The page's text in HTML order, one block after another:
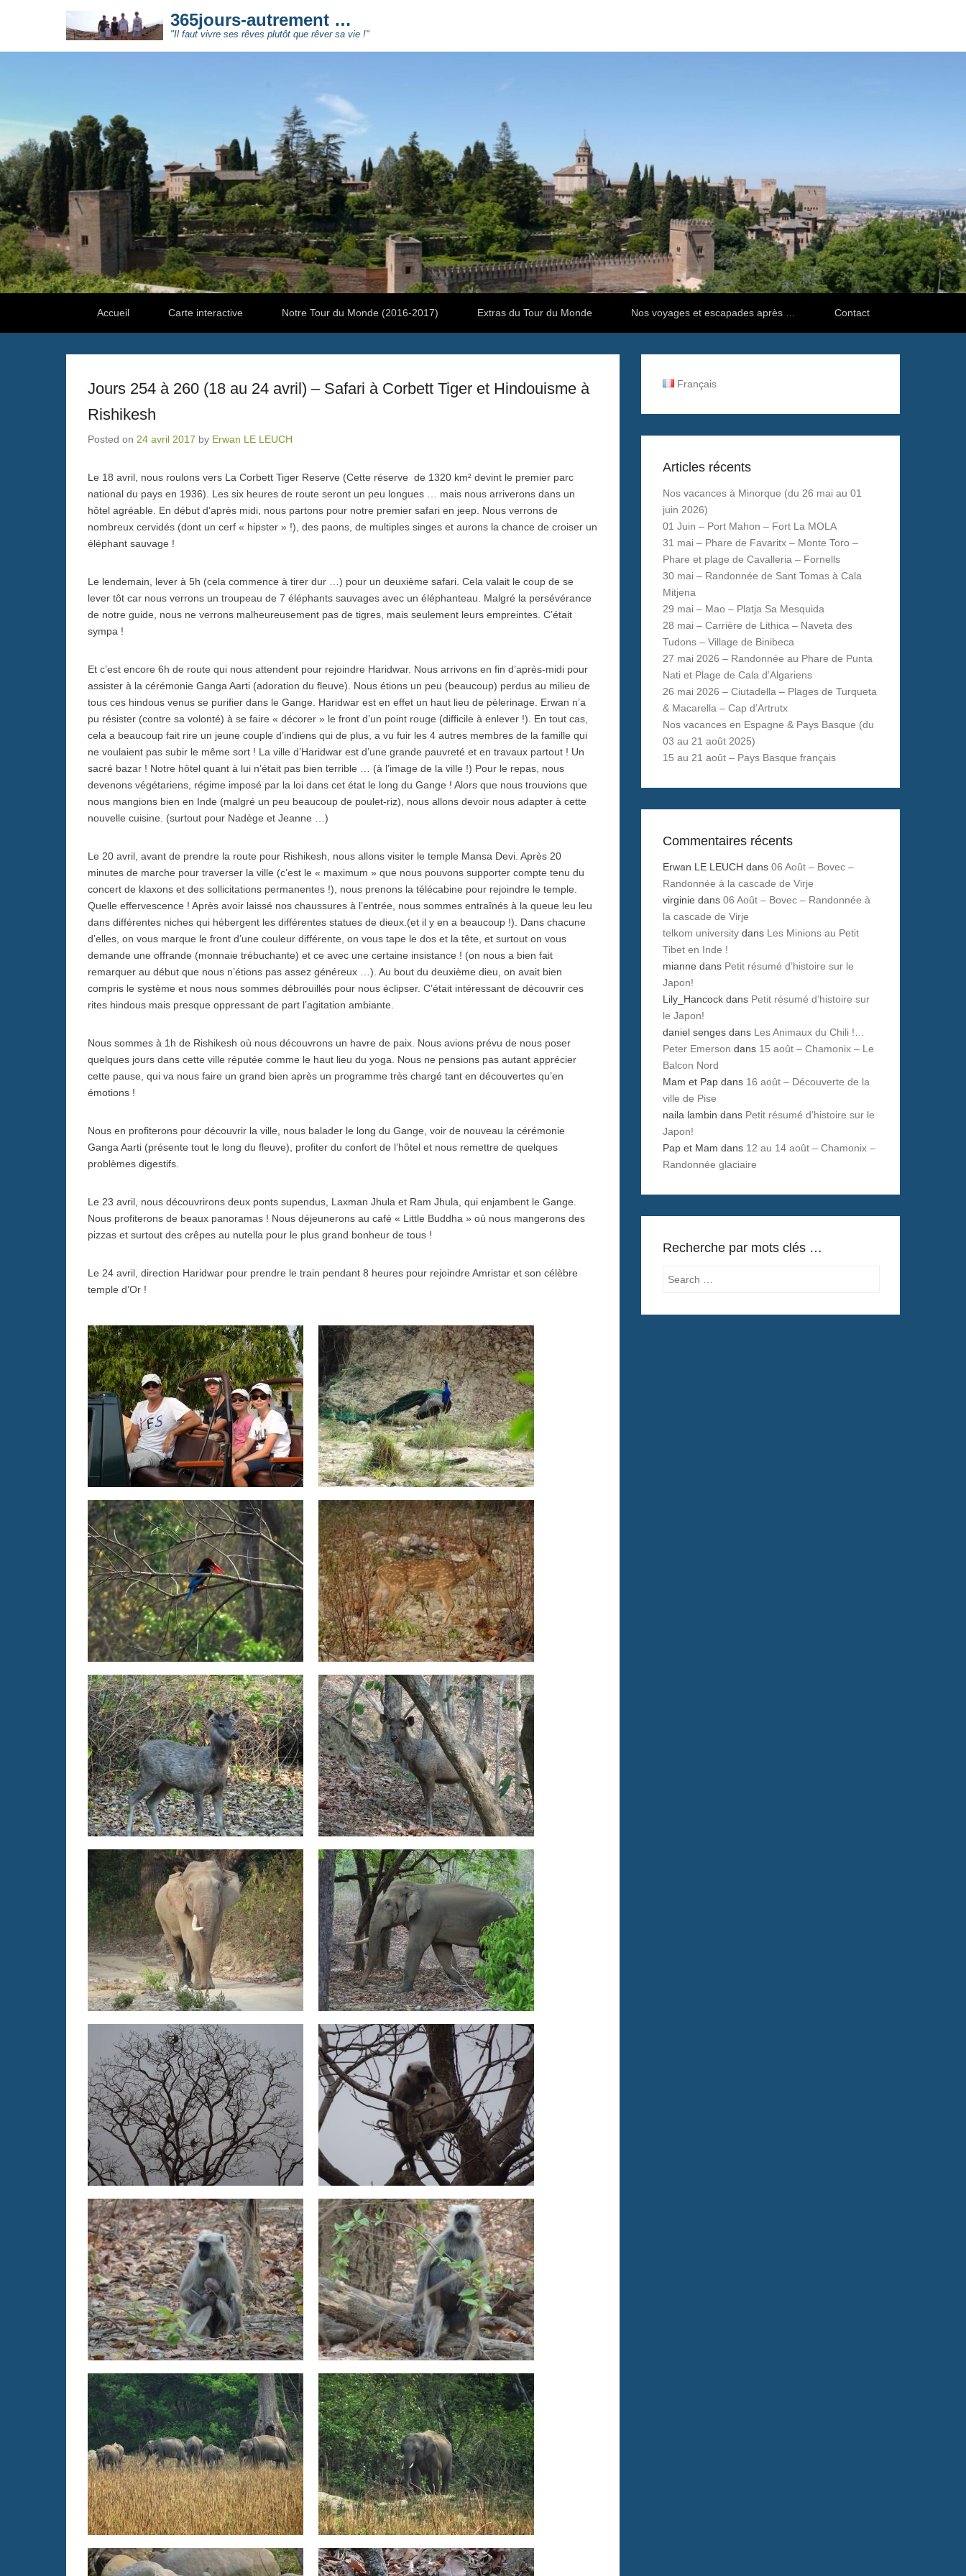
365jours-autrement …
"Il faut vivre ses rêves plutôt que rêver sa vie !"
Accueil
Carte interactive Notre Tour du Monde (2016-2017) Extras du Tour du Monde Nos voyages et escapades après … Contact
Jours 254 à 260 (18 au 24 avril) – Safari à Corbett Tiger et Hindouisme à
Rishikesh
Posted on 24 avril 2017 by Erwan LE LEUCH
Le 18 avril, nous roulons vers La Corbett Tiger Reserve (Cette réserve de 1320 km² devint le premier parc
national du pays en 1936). Les six heures de route seront un peu longues … mais nous arriverons dans un
hôtel agréable. En début d’après midi, nous partons pour notre premier safari en jeep. Nous verrons de
nombreux cervidés (dont un cerf « hipster » !), des paons, de multiples singes et aurons la chance de croiser un
éléphant sauvage !
Le lendemain, lever à 5h (cela commence à tirer dur …) pour un deuxième safari. Cela valait le coup de se
lever tôt car nous verrons un troupeau de 7 éléphants sauvages avec un éléphanteau. Malgré la persévérance
de notre guide, nous ne verrons malheureusement pas de tigres, mais seulement leurs empreintes. C’était
sympa !
Et c’est encore 6h de route qui nous attendent pour rejoindre Haridwar. Nous arrivons en fin d’après-midi pour
assister à la cérémonie Ganga Aarti (adoration du fleuve). Nous étions un peu (beaucoup) perdus au milieu de
tous ces hindous venus se purifier dans le Gange. Haridwar est en effet un haut lieu de pèlerinage. Erwan n’a
pu résister (contre sa volonté) à se faire « décorer » le front d’un point rouge (difficile à enlever !). En tout cas,
cela a beaucoup fait rire un jeune couple d’indiens qui de plus, a vu fuir les 4 autres membres de la famille qui
ne voulaient pas subir le même sort ! La ville d’Haridwar est d’une grande pauvreté et en travaux partout ! Un
sacré bazar ! Notre hôtel quant à lui n’était pas bien terrible … (à l’image de la ville !) Pour le repas, nous
devenons végétariens, régime imposé par la loi dans cet état le long du Gange ! Alors que nous trouvions que
nous mangions bien en Inde (malgré un peu beaucoup de poulet-riz), nous allons devoir nous adapter à cette
nouvelle cuisine. (surtout pour Nadège et Jeanne …)
Le 20 avril, avant de prendre la route pour Rishikesh, nous allons visiter le temple Mansa Devi. Après 20
minutes de marche pour traverser la ville (c’est le « maximum » que nous pouvons supporter compte tenu du
concert de klaxons et des sollicitations permanentes !), nous prenons la télécabine pour rejoindre le temple.
Quelle effervescence ! Après avoir laissé nos chaussures à l’entrée, nous sommes entraînés à la queue leu leu
dans différentes niches qui hébergent les différentes statues de dieux.(et il y en a beaucoup !). Dans chacune
d’elles, on vous marque le front d’une couleur différente, on vous tape le dos et la tête, et surtout on vous
demande une offrande (monnaie trébuchante) et ce avec une certaine insistance ! (on nous a bien fait
remarquer au début que nous n’étions pas assez généreux …). Au bout du deuxième dieu, on avait bien
compris le système et nous nous sommes débrouillés pour nous éclipser. C’était intéressant de découvrir ces
rites hindous mais presque oppressant de part l’agitation ambiante.
Nous sommes à 1h de Rishikesh où nous découvrons un havre de paix. Nous avions prévu de nous poser
quelques jours dans cette ville réputée comme le haut lieu du yoga. Nous ne pensions pas autant apprécier
cette pause, qui va nous faire un grand bien après un programme très chargé tant en découvertes qu’en
émotions !
Nous en profiterons pour découvrir la ville, nous balader le long du Gange, voir de nouveau la cérémonie
Ganga Aarti (présente tout le long du fleuve), profiter du confort de l’hôtel et nous remettre de quelques
problèmes digestifs.
Le 23 avril, nous découvrirons deux ponts supendus, Laxman Jhula et Ram Jhula, qui enjambent le Gange.
Nous profiterons de beaux panoramas ! Nous déjeunerons au café « Little Buddha » où nous mangerons des
pizzas et surtout des crêpes au nutella pour le plus grand bonheur de tous !
Le 24 avril, direction Haridwar pour prendre le train pendant 8 heures pour rejoindre Amristar et son célèbre
temple d’Or !
Français
Articles récents
Nos vacances à Minorque (du 26 mai au 01
juin 2026)
01 Juin – Port Mahon – Fort La MOLA
31 mai – Phare de Favaritx – Monte Toro –
Phare et plage de Cavalleria – Fornells
30 mai – Randonnée de Sant Tomas à Cala
Mitjena
29 mai – Mao – Platja Sa Mesquida
28 mai – Carrière de Lithica – Naveta des
Tudons – Village de Binibeca
27 mai 2026 – Randonnée au Phare de Punta
Nati et Plage de Cala d’Algariens
26 mai 2026 – Ciutadella – Plages de Turqueta
& Macarella – Cap d’Artrutx
Nos vacances en Espagne & Pays Basque (du
03 au 21 août 2025)
15 au 21 août – Pays Basque français
Commentaires récents
Erwan LE LEUCH dans 06 Août – Bovec –
Randonnée à la cascade de Virje
virginie dans 06 Août – Bovec – Randonnée à
la cascade de Virje
telkom university dans Les Minions au Petit
Tibet en Inde !
mianne dans Petit résumé d’histoire sur le
Japon!
Lily_Hancock dans Petit résumé d’histoire sur
le Japon!
daniel senges dans Les Animaux du Chili !…
Peter Emerson dans 15 août – Chamonix – Le
Balcon Nord
Mam et Pap dans 16 août – Découverte de la
ville de Pise
naila lambin dans Petit résumé d’histoire sur le
Japon!
Pap et Mam dans 12 au 14 août – Chamonix –
Randonnée glaciaire
Recherche par mots clés …
Search